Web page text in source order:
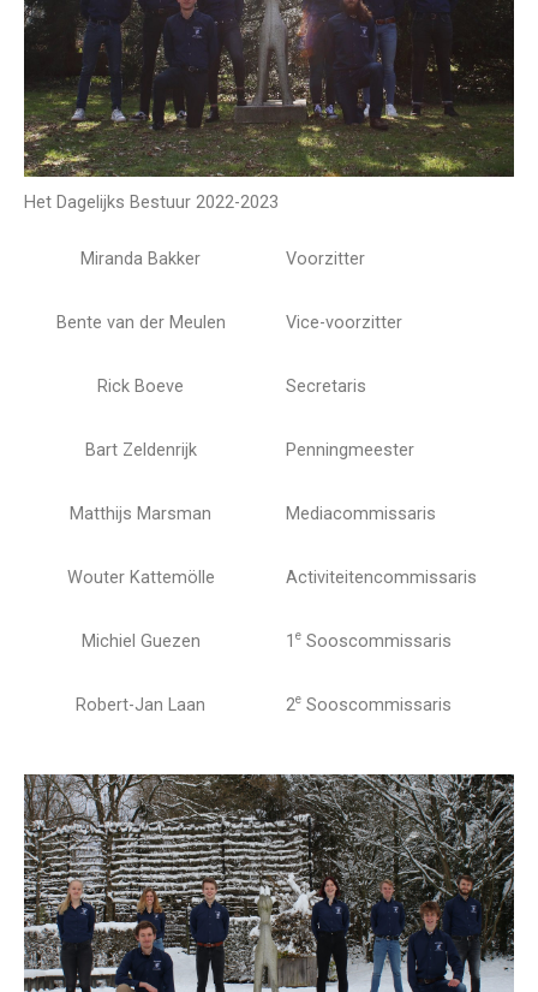
Het Dagelijks Bestuur 2022-2023
Miranda Bakker Voorzitter
Bente van der Meulen Vice-voorzitter
Rick Boeve Secretaris
Bart Zeldenrijk Penningmeester
Matthijs Marsman Mediacommissaris
Wouter Kattemölle Activiteitencommissaris
Michiel Guezen 1 e Sooscommissaris
Robert-Jan Laan 2e Sooscommissaris